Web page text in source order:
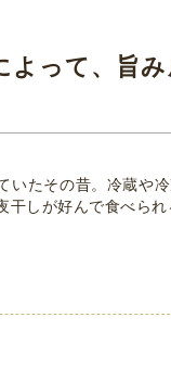
よって、旨
いたその昔。冷蔵や
干しが好んで食べら